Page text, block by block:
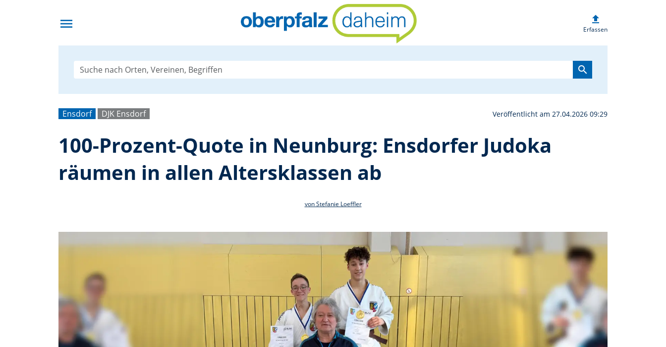
menu 100-Prozent-Quote in Neunburg:
upload
Erfassen
search
Ensdorf DJK Ensdorf Veröffentlicht am 27.04.2026 09:29
100-Prozent-Quote in Neunburg: Ensdorfer Judoka
räumen in allen Altersklassen ab
von Stefanie Loeffler